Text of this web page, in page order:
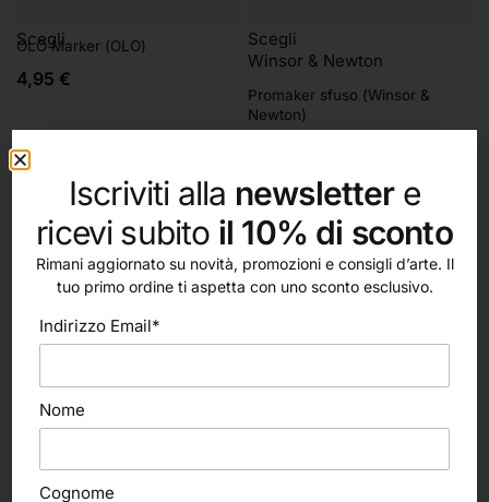
Scegli
OLO Marker (OLO)
4,95 €
Scegli
Winsor & Newton
Promaker sfuso (Winsor &
Newton)
In offerta!
Iscriviti alla newslettere
ricevi subito il 10% di sconto
Rimani aggiornato su novità, promozioni e consigli d’arte. Il
tuo primo ordine ti aspetta con uno sconto esclusivo.
Indirizzo Email*
Nome
Cognome